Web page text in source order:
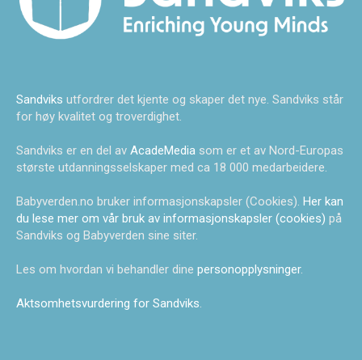
Sandviks utfordrer det kjente og skaper det nye. Sandviks står
for høy kvalitet og troverdighet.
Sandviks er en del av AcadeMedia som er et av Nord-Europas
største utdanningsselskaper med ca 18 000 medarbeidere.
Babyverden.no bruker informasjonskapsler (Cookies). Her kan
du lese mer om vår bruk av informasjonskapsler (cookies) på
Sandviks og Babyverden sine siter.
Les om hvordan vi behandler dine personopplysninger.
Aktsomhetsvurdering for Sandviks.